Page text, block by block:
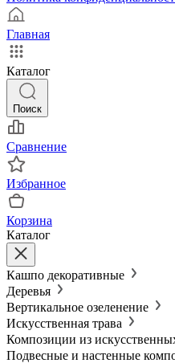
Главная
Каталог
Поиск
Сравнение
Избранное
Корзина
Каталог
Кашпо декоративные
Деревья
Вертикальное озеленение
Искусственная трава
Композиции из
Подвесные и настенные